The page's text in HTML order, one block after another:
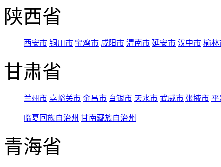
陕西省
西安市 铜川市 宝鸡市 咸阳市 渭南市 延安市 汉中市 榆林
甘肃省
兰州市 嘉峪关市 金昌市 白银市 天水市 武威市 张掖市 平
临夏回族自治州 甘南藏族自治州
青海省